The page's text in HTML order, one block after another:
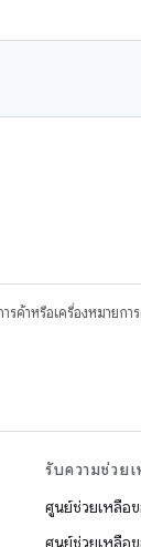
รค้าหรือเครื่องหมายก
รับความช่วย
ศูนย์ช่วยเหลือ
ศูนย์ช่วยเหลือข